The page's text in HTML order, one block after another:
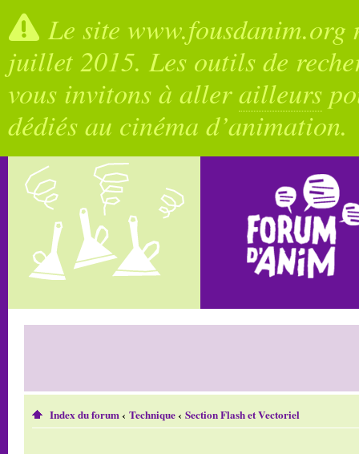
Le site
juillet 2015. Les outils de
vous invitons à allerailleurs
dédiés au cinéma d’animation.
Index du forum‹ Technique‹ Section Flash et Vectoriel